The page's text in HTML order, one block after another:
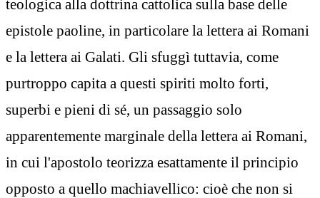
teologica alla dottrina cattolica sulla base delle
epistole paoline, in particolare la lettera ai Romani
e la lettera ai Galati. Gli sfuggì tuttavia, come
purtroppo capita a questi spiriti molto forti,
superbi e pieni di sé, un passaggio solo
apparentemente marginale della lettera ai Romani,
in cui l'apostolo teorizza esattamente il principio
opposto a quello machiavellico: cioè che non si